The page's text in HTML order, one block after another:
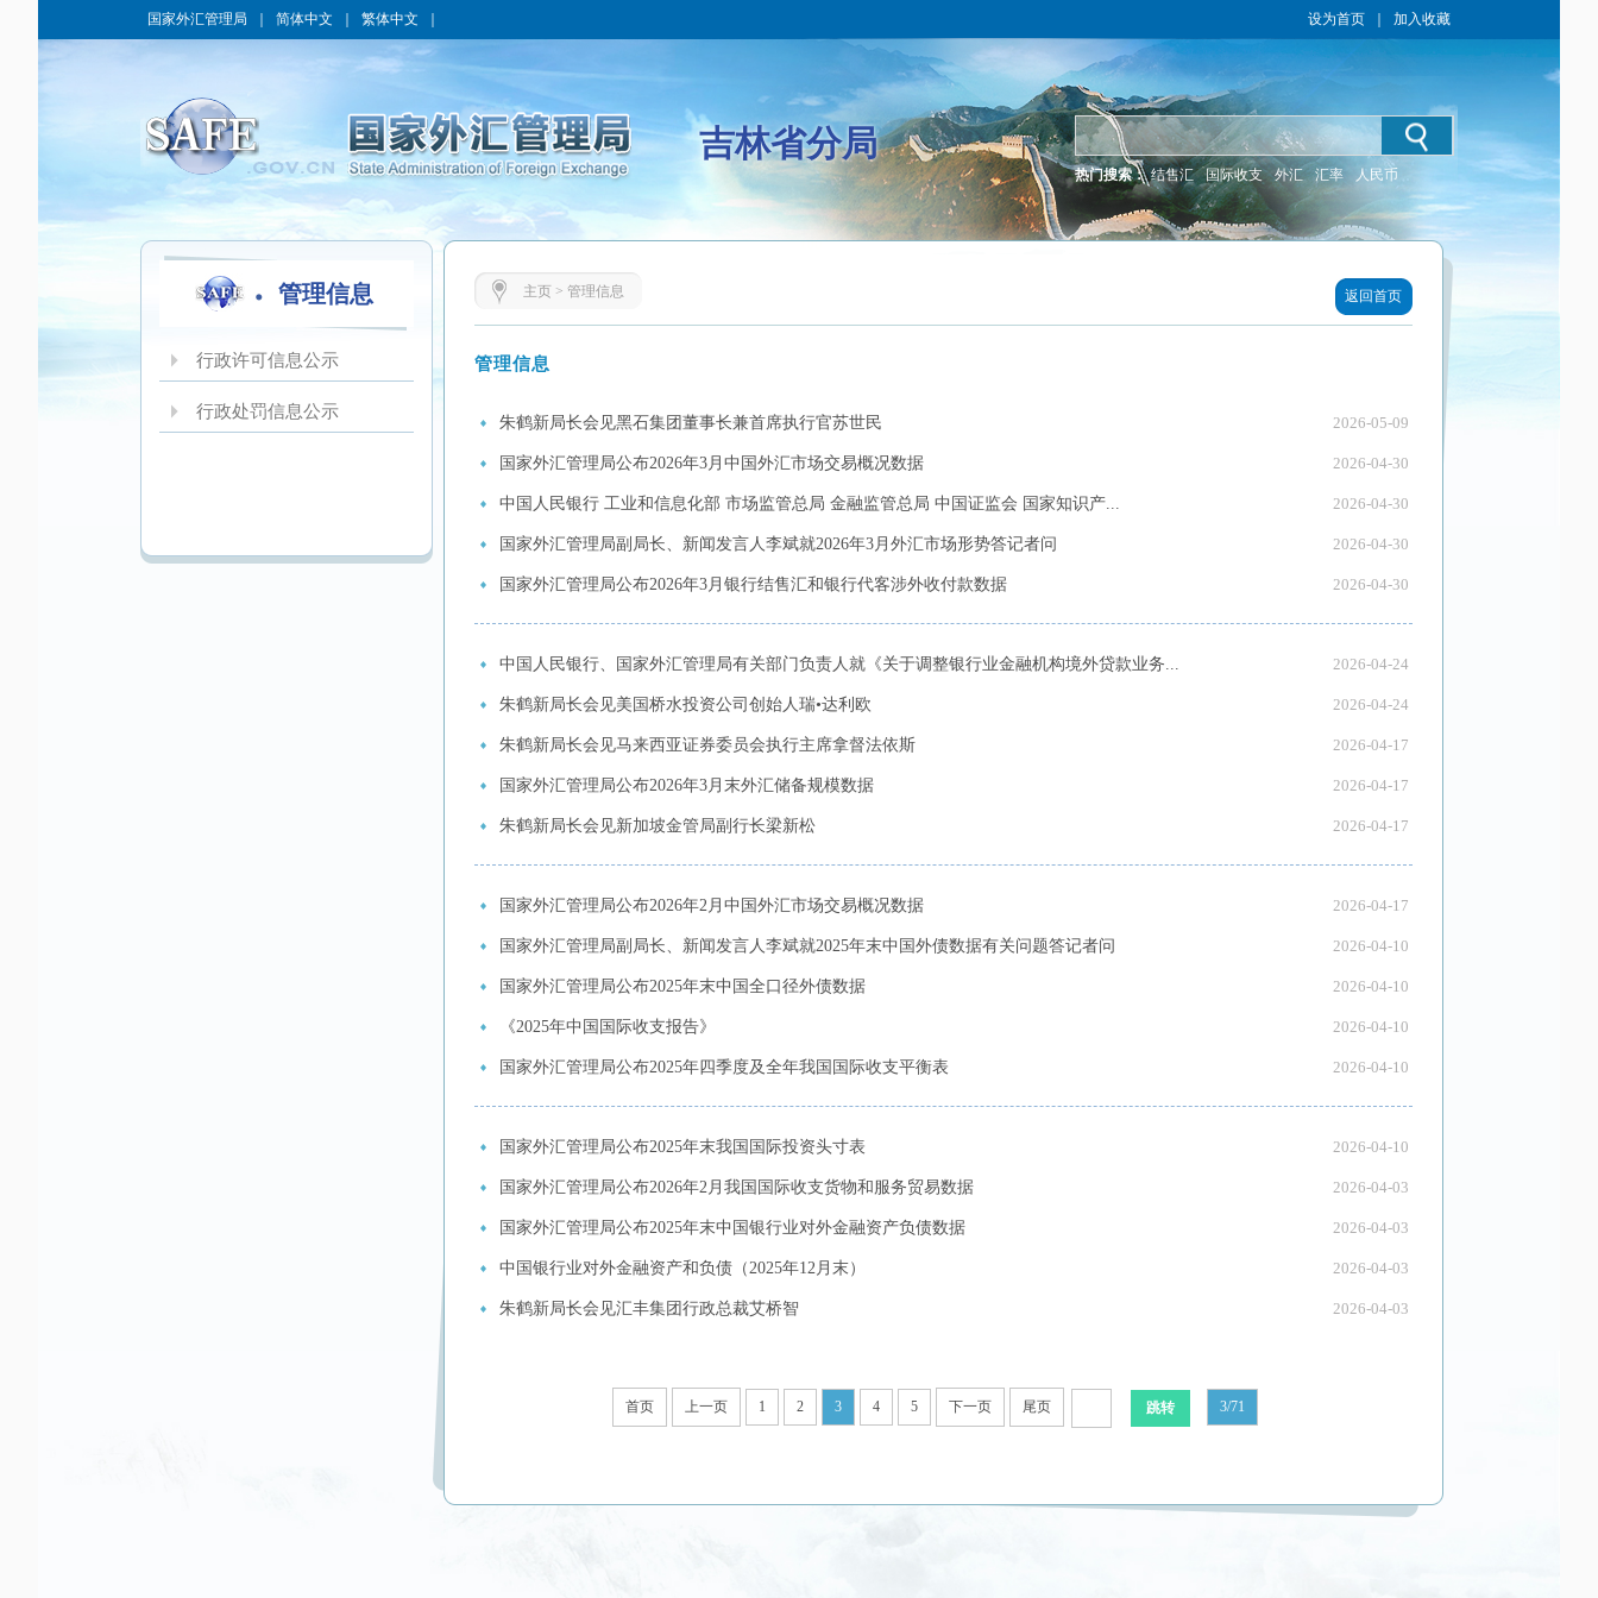
国家外汇管理局 简体中文 繁体中文 设为首页 加入收藏
吉林省分局
热门搜索： 结售汇 国际收支 外汇 汇率 人民币
管理信息
行政许可信息公示
行政处罚信息公示
主页 >管理信息 返回首页
管理信息
朱鹤新局长会见黑石集团董事长兼首席执行官苏世民 2026-05-09
国家外汇管理局公布2026年3月中国外汇市场交易概况数据 2026-04-30
中国人民银行 工业和信息化部 市场监管总局 金融监管总局 中国证监会 国家知识产... 2026-04-30
国家外汇管理局副局长、新闻发言人李斌就2026年3月外汇市场形势答记者问 2026-04-30
国家外汇管理局公布2026年3月银行结售汇和银行代客涉外收付款数据 2026-04-30
中国人民银行、国家外汇管理局有关部门负责人就《关于调整银行业金融机构境外贷款业务... 2026-04-24
朱鹤新局长会见美国桥水投资公司创始人瑞•达利欧 2026-04-24
朱鹤新局长会见马来西亚证券委员会执行主席拿督法依斯 2026-04-17
国家外汇管理局公布2026年3月末外汇储备规模数据 2026-04-17
朱鹤新局长会见新加坡金管局副行长梁新松 2026-04-17
国家外汇管理局公布2026年2月中国外汇市场交易概况数据 2026-04-17
国家外汇管理局副局长、新闻发言人李斌就2025年末中国外债数据有关问题答记者问 2026-04-10
国家外汇管理局公布2025年末中国全口径外债数据 2026-04-10
《2025年中国国际收支报告》 2026-04-10
国家外汇管理局公布2025年四季度及全年我国国际收支平衡表 2026-04-10
国家外汇管理局公布2025年末我国国际投资头寸表 2026-04-10
国家外汇管理局公布2026年2月我国国际收支货物和服务贸易数据 2026-04-03
国家外汇管理局公布2025年末中国银行业对外金融资产负债数据 2026-04-03
中国银行业对外金融资产和负债（2025年12月末） 2026-04-03
朱鹤新局长会见汇丰集团行政总裁艾桥智 2026-04-03
首页 上一页 1 2 3 4 5 下一页 尾页 3/71